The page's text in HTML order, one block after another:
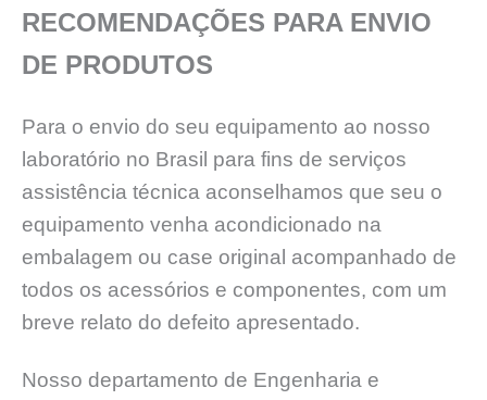
RECOMENDAÇÕES PARA ENVIO
DE PRODUTOS
Para o envio do seu equipamento ao nosso
laboratório no Brasil para fins de serviços
assistência técnica aconselhamos que seu o
equipamento venha acondicionado na
embalagem ou case original acompanhado de
todos os acessórios e componentes, com um
breve relato do defeito apresentado.
Nosso departamento de Engenharia e